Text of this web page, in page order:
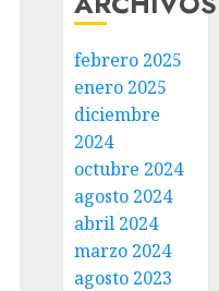
febrero 2025
enero 2025
diciembre
2024
octubre 2024
agosto 2024
abril 2024
marzo 2024
agosto 2023